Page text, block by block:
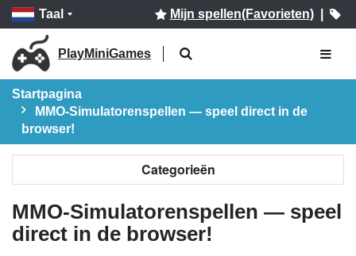
Taal Mijn spellen(Favorieten)|
PlayMiniGames
Startpagina
MMO-Simulatorenspellen — speel direct in de
browser!
Categorieën
MMO-Simulatorenspellen — speel
direct in de browser!